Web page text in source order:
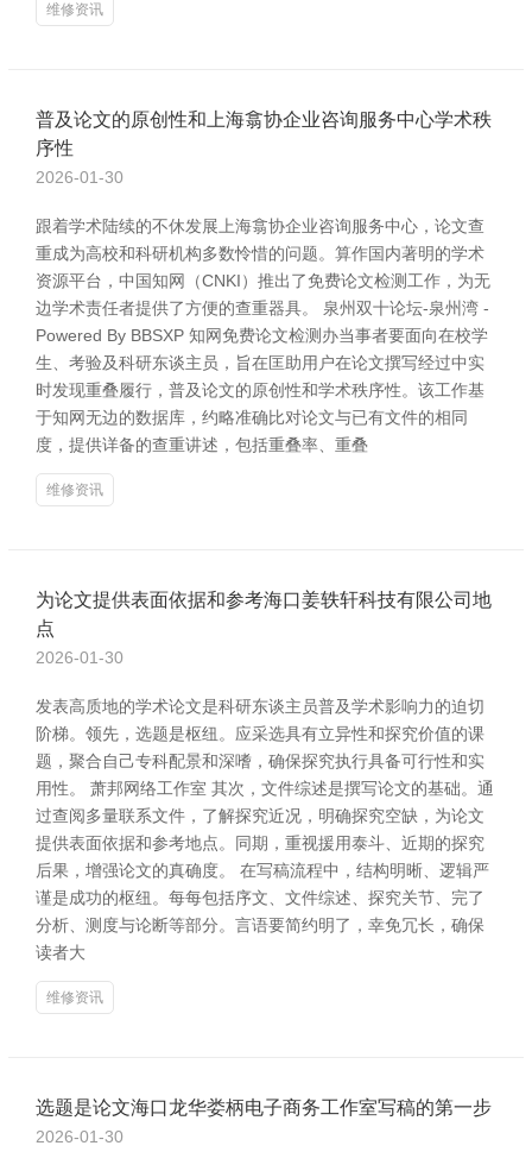
维修资讯
普及论文的原创性和上海翕协企业咨询服务中心学术秩
序性
2026-01-30
跟着学术陆续的不休发展上海翕协企业咨询服务中心，论文查
重成为高校和科研机构多数怜惜的问题。算作国内著明的学术
资源平台，中国知网（CNKI）推出了免费论文检测工作，为无
边学术责任者提供了方便的查重器具。 泉州双十论坛-泉州湾 -
Powered By BBSXP 知网免费论文检测办当事者要面向在校学
生、考验及科研东谈主员，旨在匡助用户在论文撰写经过中实
时发现重叠履行，普及论文的原创性和学术秩序性。该工作基
于知网无边的数据库，约略准确比对论文与已有文件的相同
度，提供详备的查重讲述，包括重叠率、重叠
维修资讯
为论文提供表面依据和参考海口姜轶轩科技有限公司地
点
2026-01-30
发表高质地的学术论文是科研东谈主员普及学术影响力的迫切
阶梯。领先，选题是枢纽。应采选具有立异性和探究价值的课
题，聚合自己专科配景和深嗜，确保探究执行具备可行性和实
用性。 萧邦网络工作室 其次，文件综述是撰写论文的基础。通
过查阅多量联系文件，了解探究近况，明确探究空缺，为论文
提供表面依据和参考地点。同期，重视援用泰斗、近期的探究
后果，增强论文的真确度。 在写稿流程中，结构明晰、逻辑严
谨是成功的枢纽。每每包括序文、文件综述、探究关节、完了
分析、测度与论断等部分。言语要简约明了，幸免冗长，确保
读者大
维修资讯
选题是论文海口龙华娄柄电子商务工作室写稿的第一步
2026-01-30